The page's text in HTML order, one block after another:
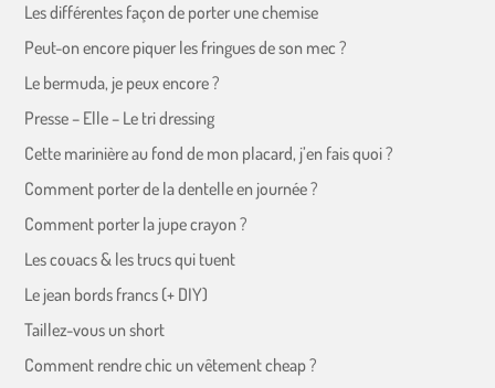
Les différentes façon de porter une chemise
Peut-on encore piquer les fringues de son mec ?
Le bermuda, je peux encore ?
Presse – Elle – Le tri dressing
Cette marinière au fond de mon placard, j’en fais quoi ?
Comment porter de la dentelle en journée ?
Comment porter la jupe crayon ?
Les couacs & les trucs qui tuent
Le jean bords francs (+ DIY)
Taillez-vous un short
Comment rendre chic un vêtement cheap ?